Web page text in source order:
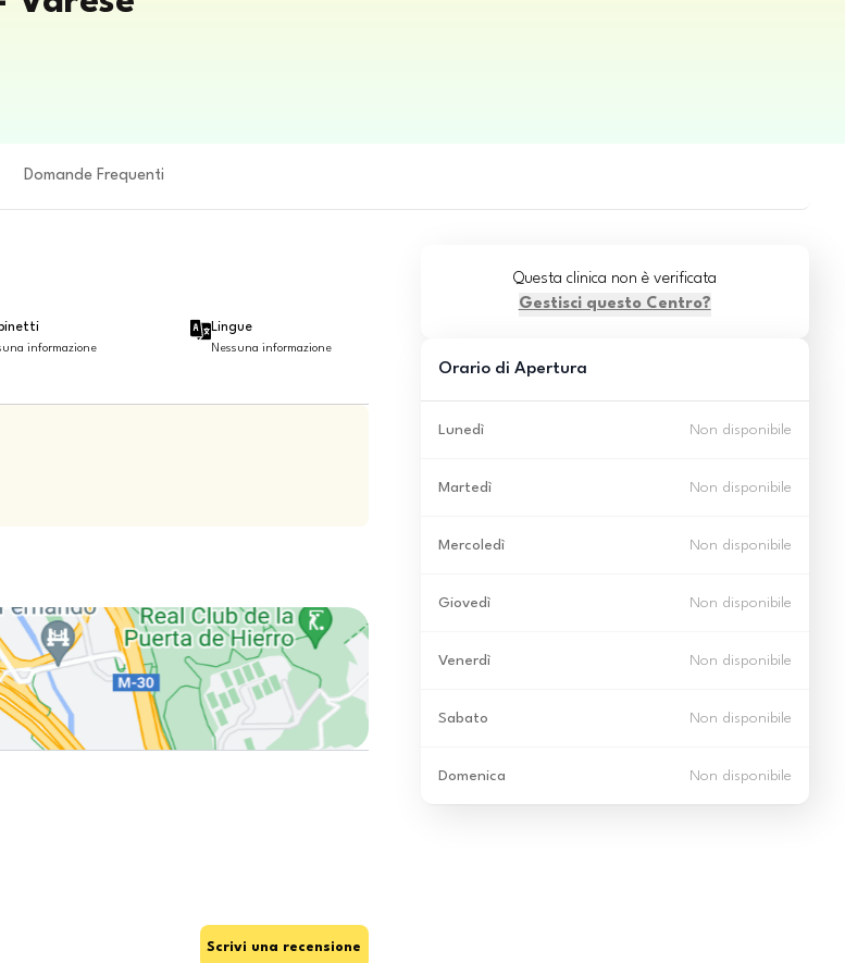
Domande Frequenti
informazione
Lingue
Nessuna informazione
Scrivi una recensione
Questa clinica non è verificata
Gestisci questo Centro?
Orario di Apertura
Lunedì Non disponibile
Martedì Non disponibile
Mercoledì Non disponibile
Giovedì Non disponibile
Venerdì Non disponibile
Sabato Non disponibile
Domenica Non disponibile